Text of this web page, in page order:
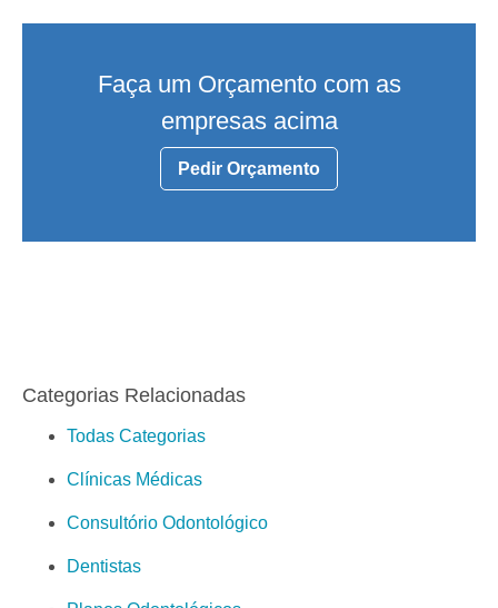
Faça um Orçamento com as
empresas acima
Pedir Orçamento
Categorias Relacionadas
Todas Categorias
Clínicas Médicas
Consultório Odontológico
Dentistas